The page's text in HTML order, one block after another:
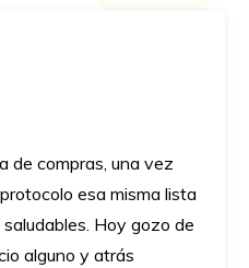
de compras, una vez
esa misma lista
Hoy gozo de
alguno y atrás